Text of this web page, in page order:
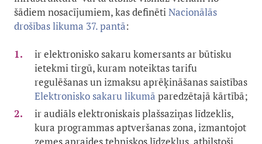
šādiem nosacījumiem, kas definētiNacionālās
drošības likuma 37. pantā:
ir elektronisko sakaru komersants ar būtisku
ietekmi tirgū, kuram noteiktas tarifu
regulēšanas un izmaksu aprēķināšanas saistības
Elektronisko sakaru likumā paredzētajā kārtībā;
ir audiāls elektroniskais plašsaziņas līdzeklis,
kura programmas aptveršanas zona, izmantojot